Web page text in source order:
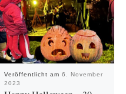
Veröffentlicht am 6. November
2023